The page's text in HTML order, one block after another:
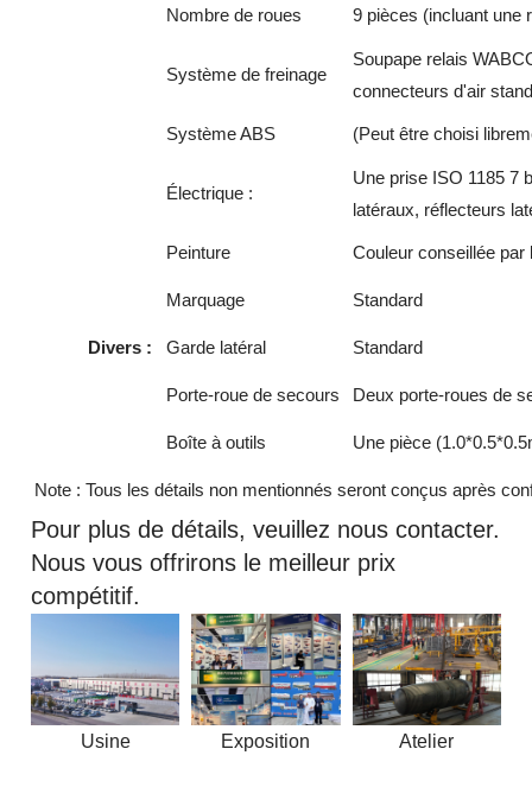
Nombre de roues 9 pièces (incluant une
Système de freinage
Soupape relais
connecteurs d'air
Système ABS (Peut être choisi
Électrique :
Une prise ISO 1185 7
latéraux, réflecteurs
Divers :
Peinture Couleur conseillée par
Marquage Standard
Garde latéral Standard
Porte-roue de secours Deux porte-roues de
Boîte à outils Une pièce
Note : Tous les détails non mentionnés seront conçus après
Pour plus de détails, veuillez nous contacter.
Nous vous offrirons le meilleur prix
compétitif.
Usine Exposition Atelier